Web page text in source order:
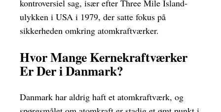
kontroversiel sag, især efter Three Mile Island-
ulykken i USA i 1979, der satte fokus på
sikkerheden omkring atomkraftværker.
Hvor Mange Kernekraftværker
Er Der i Danmark?
Danmark har aldrig haft et atomkraftværk, og